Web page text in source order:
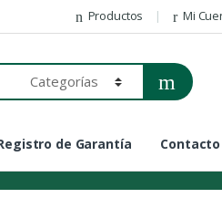
Productos Mi
de Garantía Contacto